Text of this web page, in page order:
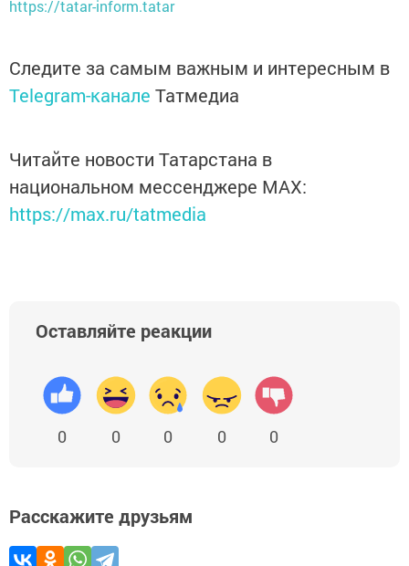
https://tatar-inform.tatar
Следите за самым важным и интересным в
Telegram-канале Татмедиа
Читайте новости Татарстана в
национальном мессенджере MАХ:
https://max.ru/tatmedia
Оставляйте реакции
0 0 0 0 0
Расскажите друзьям